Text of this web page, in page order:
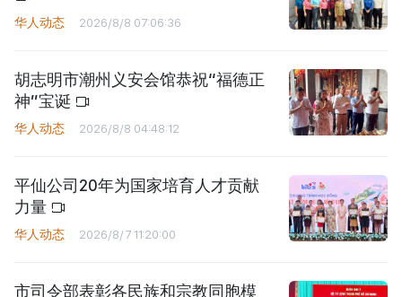
华人动态 2026/8/8 07:06:36
胡志明市潮州义安会馆恭祝“福德正
神”宝诞
华人动态 2026/8/8 04:48:12
平仙公司20年为国家培育人才贡献
力量
华人动态 2026/8/7 11:20:00
市司令部表彰各民族和宗教同胞模